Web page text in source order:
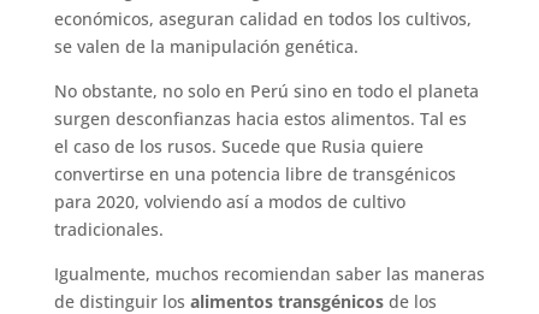
económicos, aseguran calidad en todos los cultivos,
se valen de la manipulación genética.
No obstante, no solo en Perú sino en todo el planeta
surgen desconfianzas hacia estos alimentos. Tal es
el caso de los rusos. Sucede que Rusia quiere
convertirse en una potencia libre de transgénicos
para 2020, volviendo así a modos de cultivo
tradicionales.
Igualmente, muchos recomiendan saber las maneras
de distinguir los alimentos transgénicosde los